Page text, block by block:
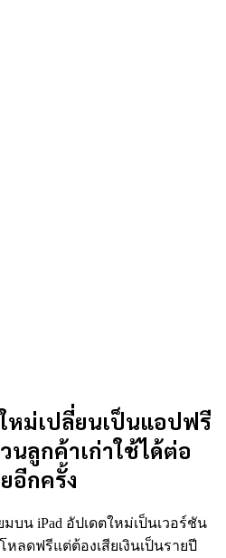
หม่เปลี่ยนเป็นแอปฟรี
นลูกค้าเก่าใช้ได้ต่อ
อีกครั้ง
บน iPad อัปเดตใหม่เป็นเวอร์ชัน
ลดฟรีแต่ต้องเสียเงินเป็นรายปี